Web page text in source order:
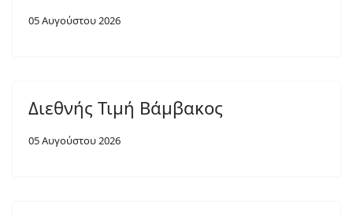
05 Αυγούστου 2026
Διεθνής Τιμή Βάμβακος
05 Αυγούστου 2026